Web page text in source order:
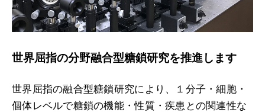
世界屈指の分野融合型糖鎖研究を推進します
世界屈指の融合型糖鎖研究により、１分子・細胞・
個体レベルで糖鎖の機能・性質・疾患との関連性な